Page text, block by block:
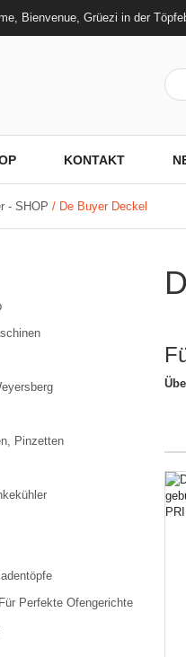
Bienvenue, Grüezi in der
KONTAKT
- SHOP / De Buyer Deckel
Pinzetten
Perfekte Ofengerichte